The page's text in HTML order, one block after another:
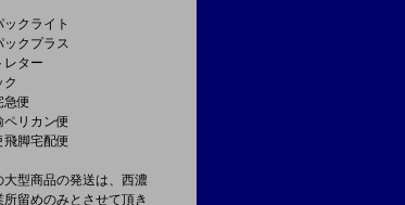
ックライト
ックプラス
レター
ク
急便
ペリカン便
飛脚宅配便
型商品の発送は、西濃
所留めのみとさせて頂き